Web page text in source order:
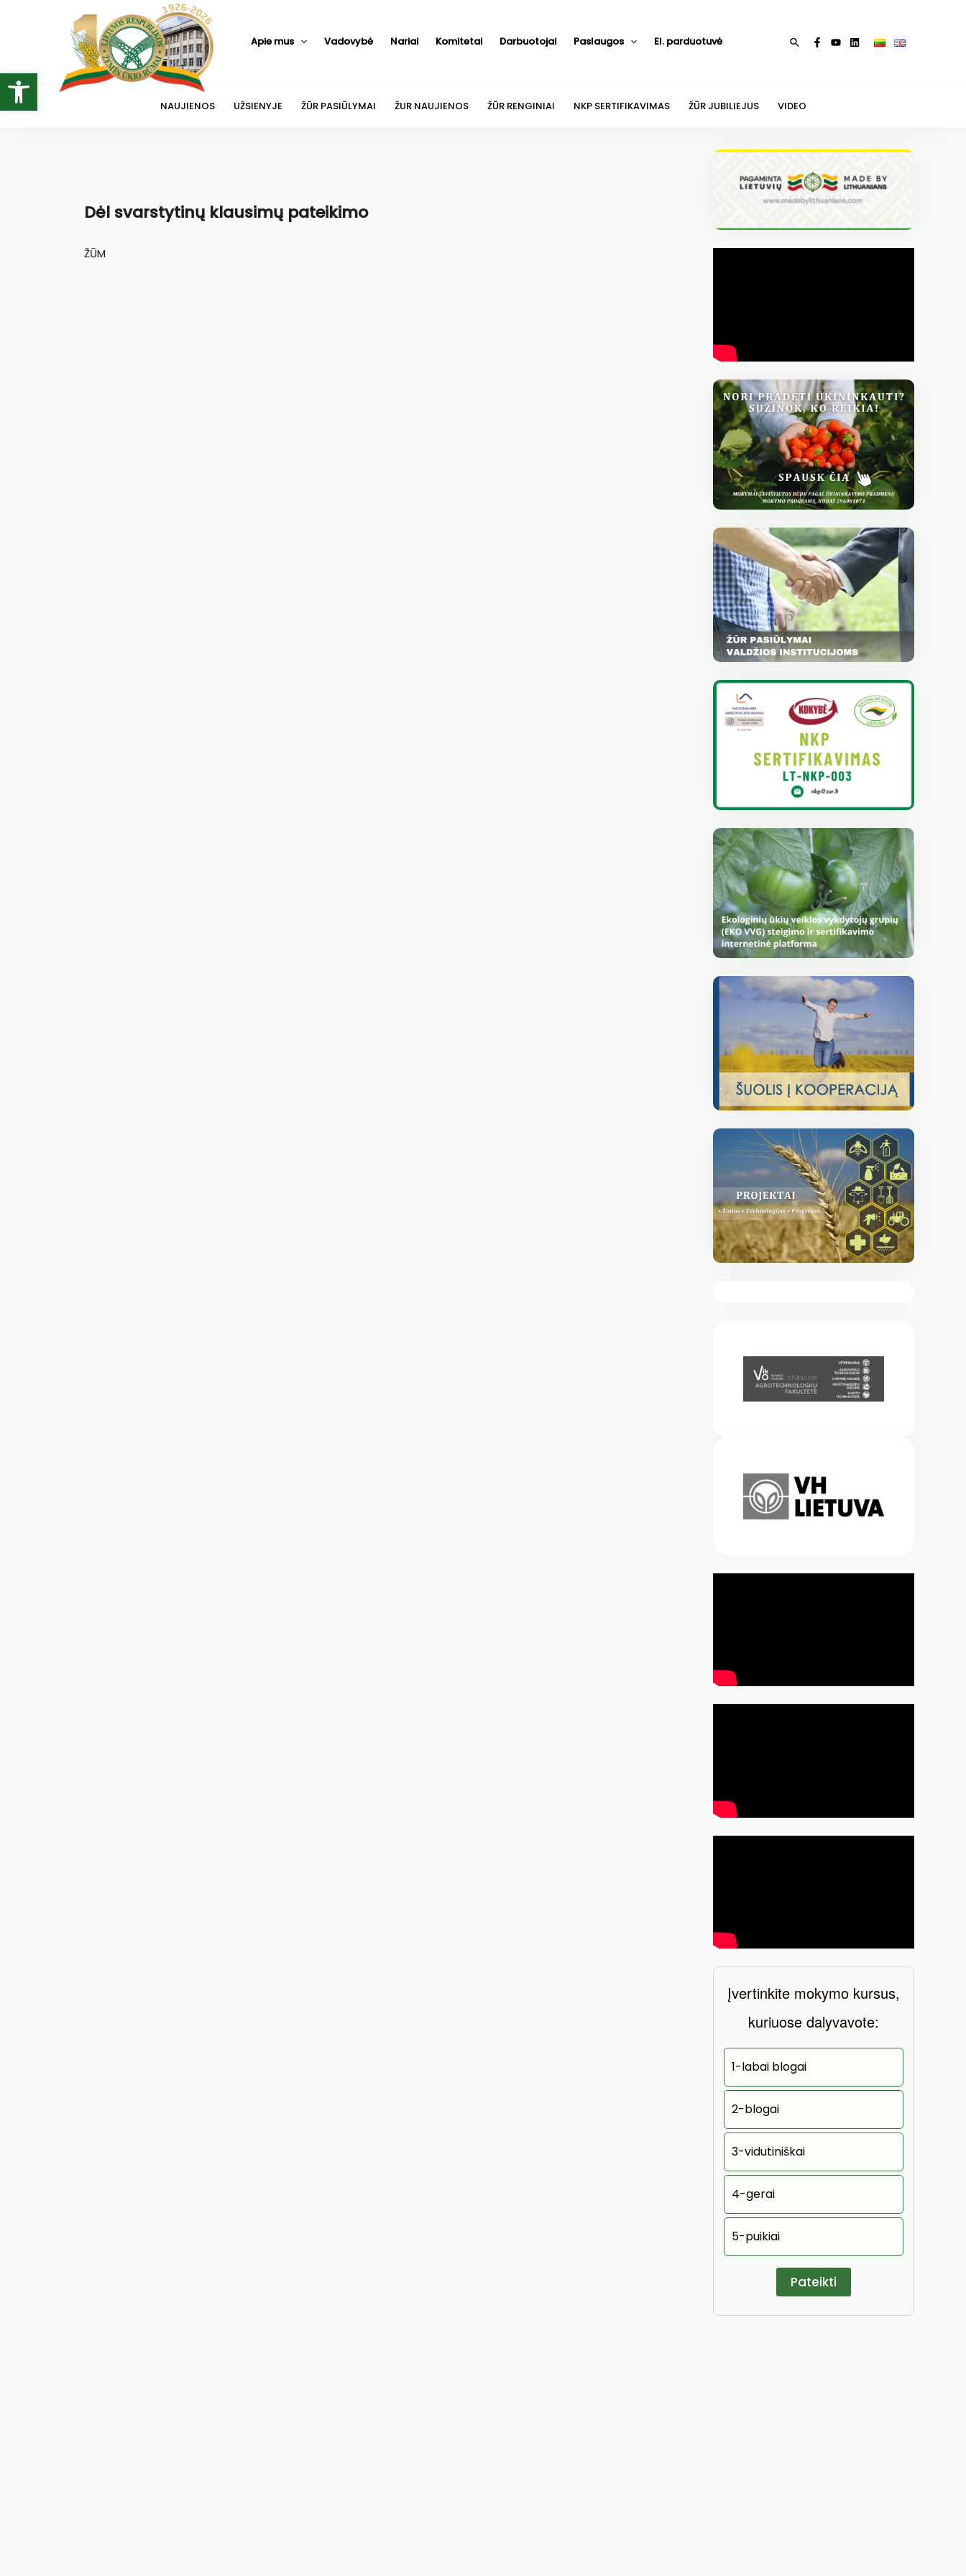
Open toolbar
Apie mus Vadovybė Nariai Komitetai Darbuotojai Paslaugos El. parduotuvė Paieška
NAUJIENOS UŽSIENYJE ŽŪR PASIŪLYMAI ŽUR NAUJIENOS ŽŪR RENGINIAI NKP SERTIFIKAVIMAS ŽŪR JUBILIEJUS VIDEO
Dėl svarstytinų klausimų pateikimo
ŽŪM
Įvertinkite mokymo kursus,
kuriuose dalyvavote:
1-labai blogai
2-blogai
3-vidutiniškai
4-gerai
5-puikiai